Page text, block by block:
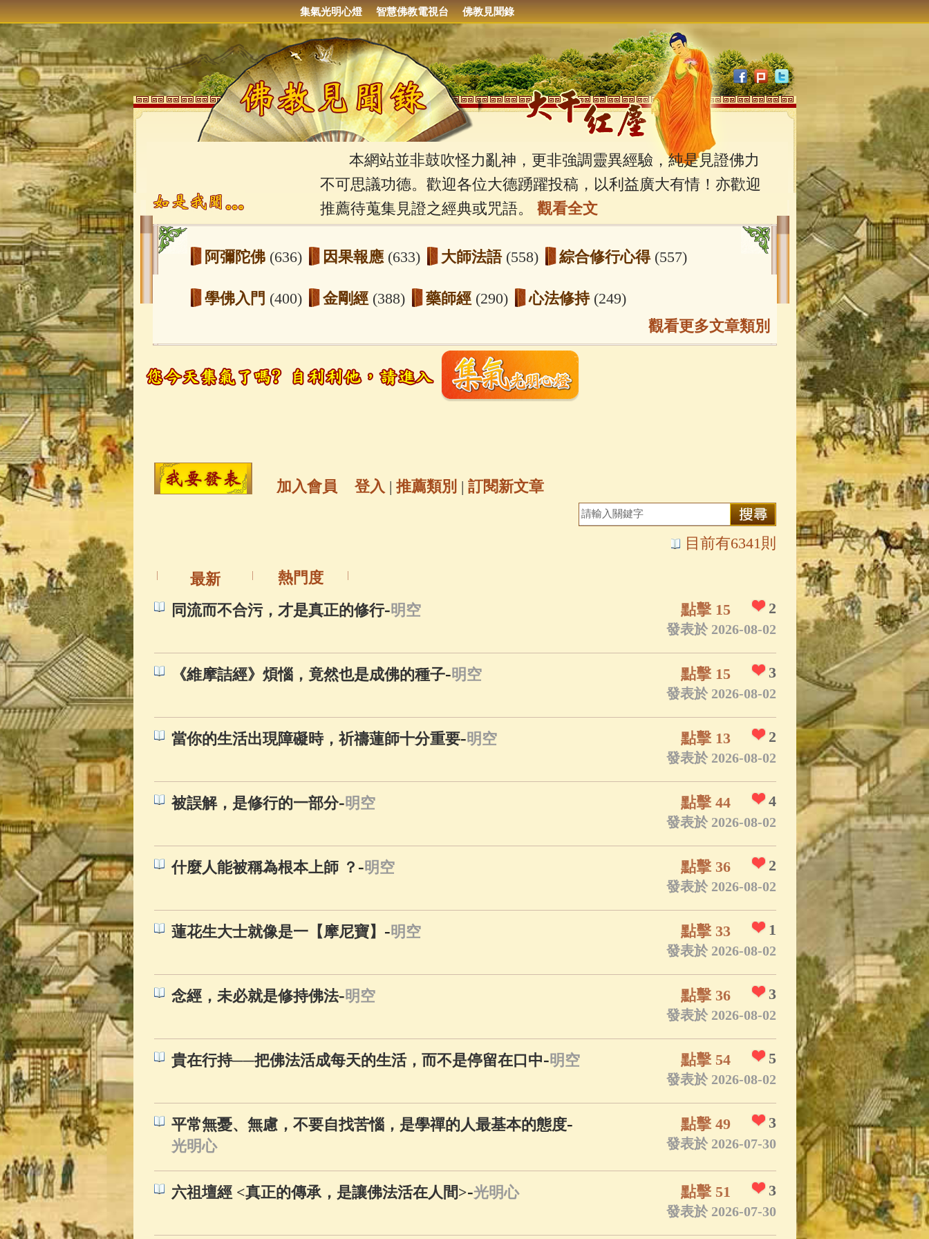
集氣光明心燈 智慧佛教電視台 佛教見聞錄
本網站並非鼓吹怪力亂神，更非強調靈異經驗，純是見證佛力
不可思議功德。歡迎各位大德踴躍投稿，以利益廣大有情！亦歡迎
推薦待蒐集見證之經典或咒語。 觀看全文
阿彌陀佛 (636) 因果報應 (633) 大師法語 (558) 綜合修行心得 (557)
學佛入門 (400) 金剛經 (388) 藥師經 (290) 心法修持 (249)
玉曆寶鈔(236) 地藏經(225) 臨終助念(190) 文殊菩薩(165)
觀世音菩薩 (147) 聖救度佛母(綠度母)(144) 動物念佛往生
金山活佛
六字大明咒(81) 大悲咒(72)
善財童子五十三參
觀看更多文章類別
加入會員 登入 | 推薦類別 | 訂閱新文章
目前有6341則
最新
熱門度
同流而不合污，才是真正的修行-明空 2
點擊 15
發表於 2026-08-02
《維摩詰經》煩惱，竟然也是成佛的種子-明空 3
點擊 15
發表於 2026-08-02
當你的生活出現障礙時，祈禱蓮師十分重要-明空 2
點擊 13
發表於 2026-08-02
被誤解，是修行的一部分-明空 4
點擊 44
發表於 2026-08-02
什麼人能被稱為根本上師 ？ -明空 2
點擊 36
發表於 2026-08-02
蓮花生大士就像是一【摩尼寶】 -明空 1
點擊 33
發表於 2026-08-02
念經，未必就是修持佛法-明空 3
點擊 36
發表於 2026-08-02
貴在行持──把佛法活成每天的生活，而不是停留在口中-明空 5
點擊 54
發表於 2026-08-02
平常無憂、無慮，不要自找苦惱，是學禪的人最基本的態度-
光明心
3
點擊 49
發表於 2026-07-30
六祖壇經 <真正的傳承，是讓佛法活在人間>-光明心 3
點擊 51
發表於 2026-07-30